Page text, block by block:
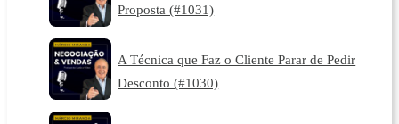
Proposta (#1031)
A Técnica que Faz o Cliente Parar de Pedir
Desconto (#1030)